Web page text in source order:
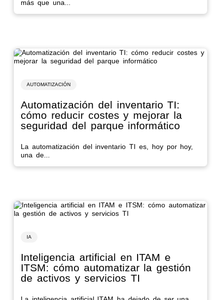
más que una...
AUTOMATIZACIÓN
Automatización del inventario TI:
cómo reducir costes y mejorar la
seguridad del parque informático
La automatización del inventario TI es, hoy por hoy,
una de...
IA
Inteligencia artificial en ITAM e
ITSM: cómo automatizar la gestión
de activos y servicios TI